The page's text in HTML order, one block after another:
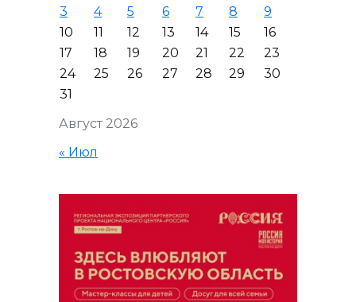
Август 2026
3
4 5 6 7 8
9
10
11 12 13 14 15
16
17
18 19 20 21 22
23
24
25 26 27 28 29
30
31
« Июл